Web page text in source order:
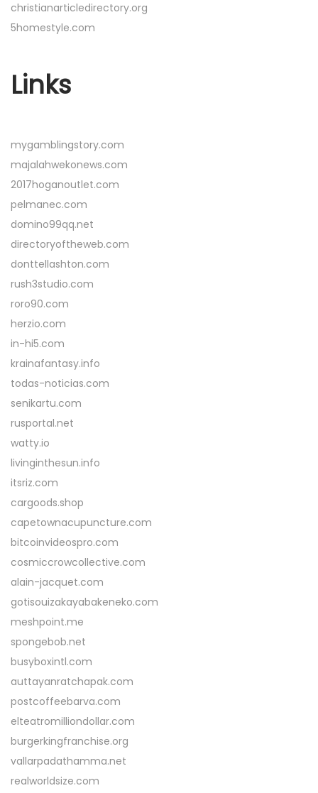
christianarticledirectory.org
5homestyle.com
Links
mygamblingstory.com
majalahwekonews.com
2017hoganoutlet.com
pelmanec.com
domino99qq.net
directoryoftheweb.com
donttellashton.com
rush3studio.com
roro90.com
herzio.com
in-hi5.com
krainafantasy.info
todas-noticias.com
senikartu.com
rusportal.net
watty.io
livinginthesun.info
itsriz.com
cargoods.shop
capetownacupuncture.com
bitcoinvideospro.com
cosmiccrowcollective.com
alain-jacquet.com
gotisouizakayabakeneko.com
meshpoint.me
spongebob.net
busyboxintl.com
auttayanratchapak.com
postcoffeebarva.com
elteatromilliondollar.com
burgerkingfranchise.org
vallarpadathamma.net
realworldsize.com